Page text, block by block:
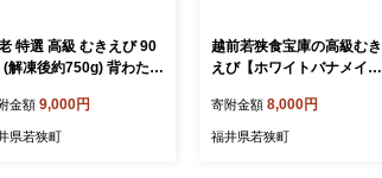
特選 高級 むきえび 90
(解凍後約750g) 背わたな
金額 9,000円
県若狭町
越前若狭食宝庫の高級むき
えび【ホワイトバナメイエ
海老
寄附金額 8,000円
福井県若狭町